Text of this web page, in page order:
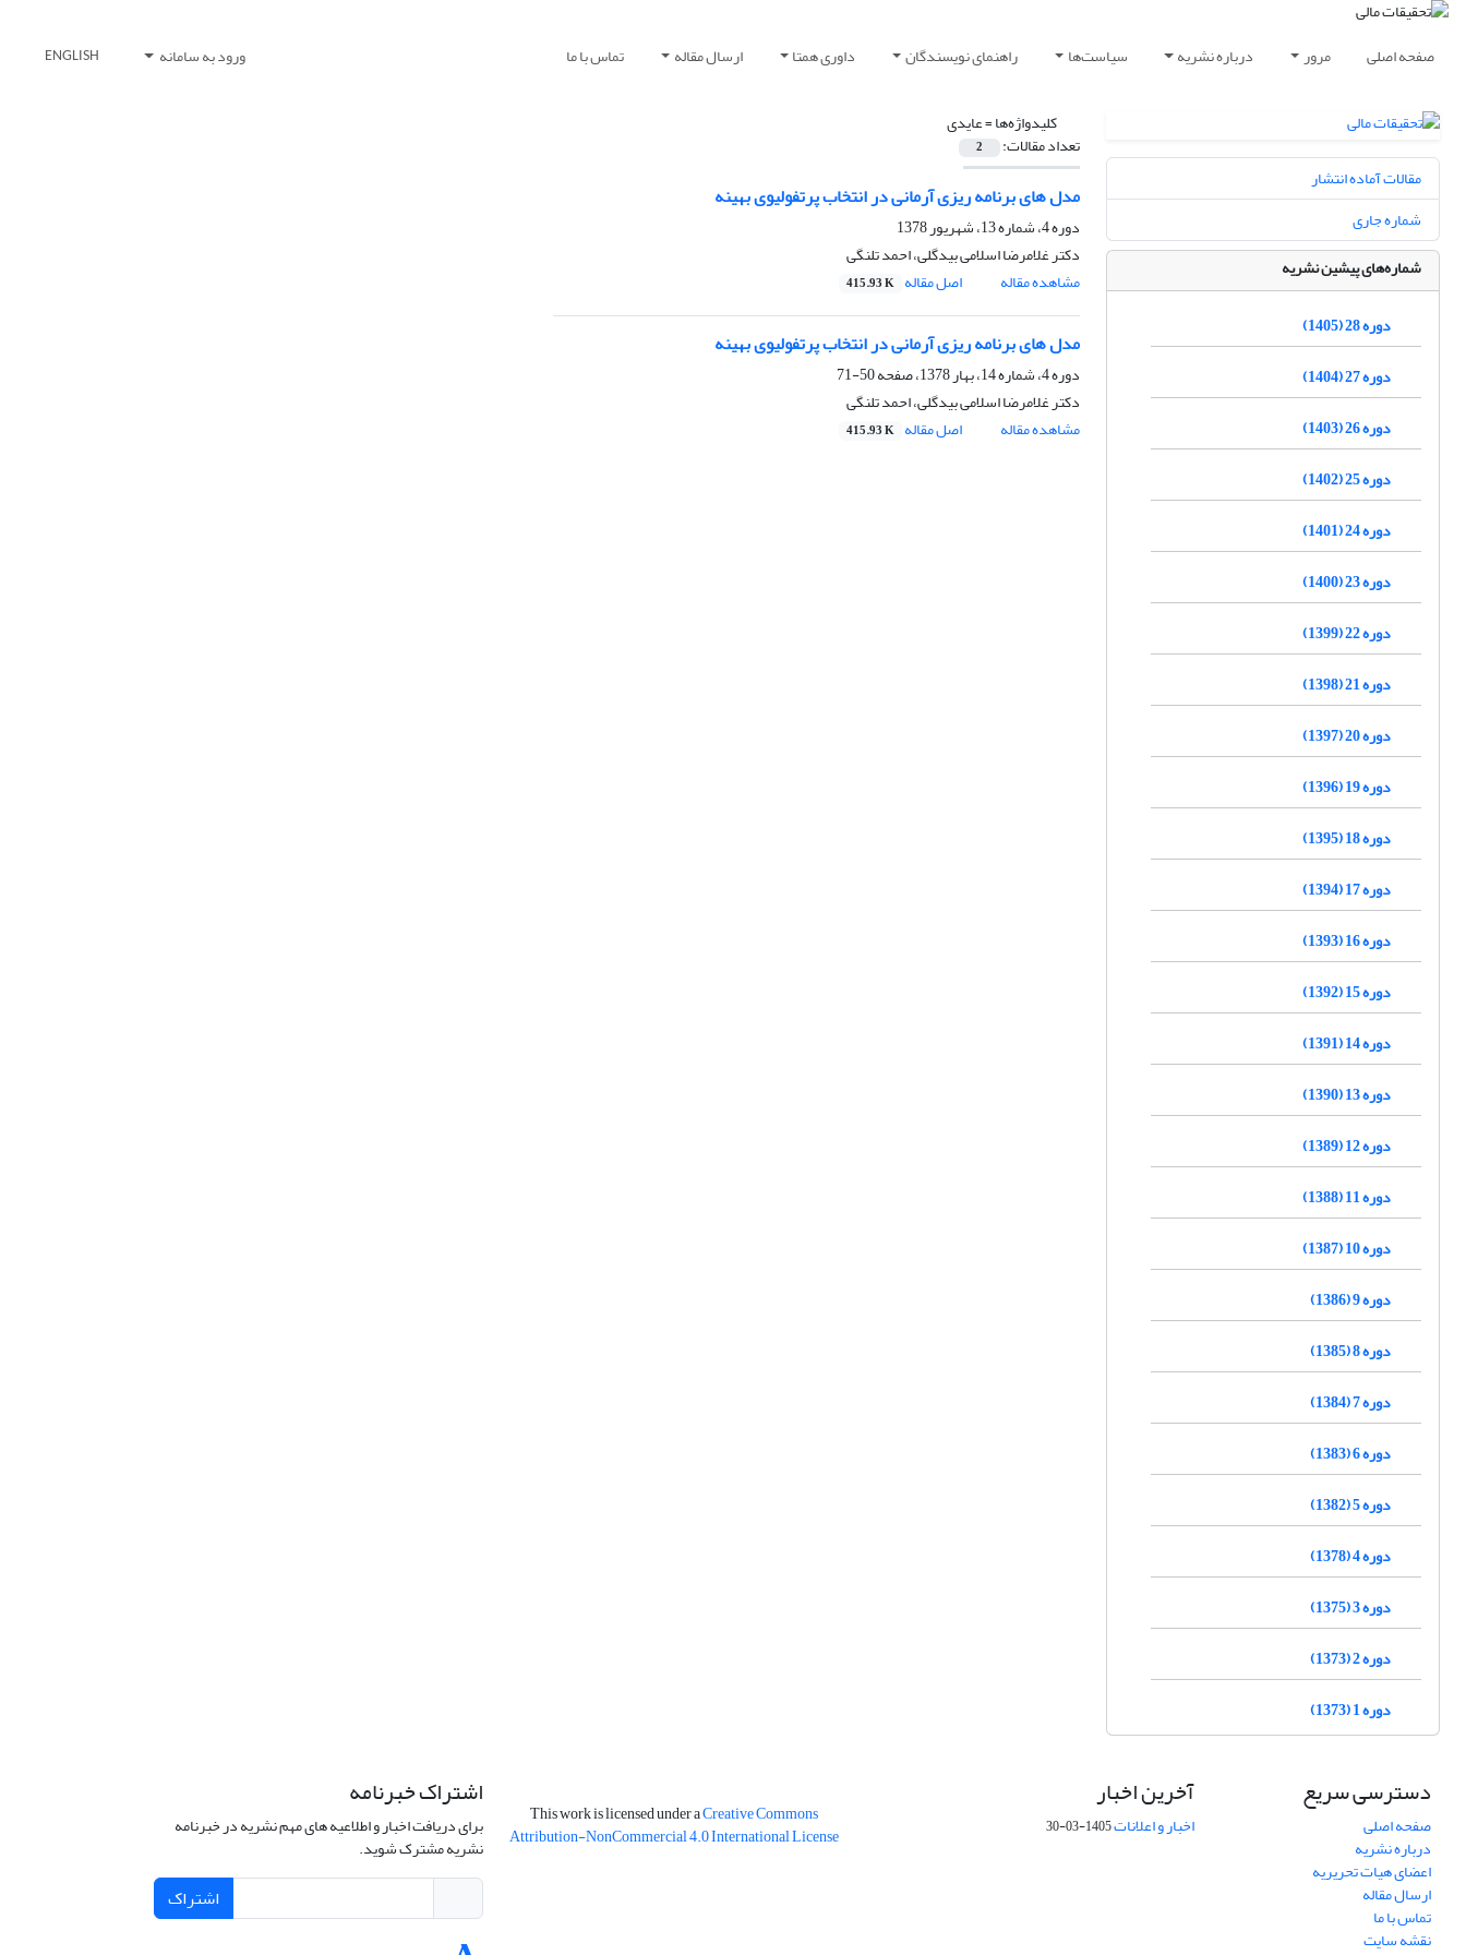
صفحه اصلی مرور درباره نشریه سیاست‌ها راهنمای نویسندگان داوری همتا ارسال مقاله تماس با ما ورود به سامانه ENGLISH
کلیدواژه‌ها =عایدی
تعداد مقالات: 2
مدل های برنامه ریزی آرمانی در انتخاب پرتفولیوی بهینه
دوره 4، شماره 13، شهریور 1378
دکتر غلامرضا اسلامی بیدگلی، احمد تلنگی
مشاهده مقاله
اصل مقاله 415.93 K
مدل های برنامه ریزی آرمانی در انتخاب پرتفولیوی بهینه
دوره 4، شماره 14، بهار 1378، صفحه
50-71
دکتر غلامرضا اسلامی بیدگلی، احمد تلنگی
مشاهده مقاله
اصل مقاله 415.93 K
مقالات آماده انتشار
شماره جاری
شماره‌های پیشین نشریه
دوره 28 (1405)
دوره 27 (1404)
دوره 26 (1403)
دوره 25 (1402)
دوره 24 (1401)
دوره 23 (1400)
دوره 22 (1399)
دوره 21 (1398)
دوره 20 (1397)
دوره 19 (1396)
دوره 18 (1395)
دوره 17 (1394)
دوره 16 (1393)
دوره 15 (1392)
دوره 14 (1391)
دوره 13 (1390)
دوره 12 (1389)
دوره 11 (1388)
دوره 10 (1387)
دوره 9 (1386)
دوره 8 (1385)
دوره 7 (1384)
دوره 6 (1383)
دوره 5 (1382)
دوره 4 (1378)
دوره 3 (1375)
دوره 2 (1373)
دوره 1 (1373)
دسترسی سریع
صفحه اصلی
درباره نشریه
اعضای هیات تحریریه
ارسال مقاله
تماس با ما
نقشه سایت
آخرین اخبار
اخبار و اعلانات1405-03-30
This work is licensed under aCreative Commons
Attribution-NonCommercial 4.0 International License
اشتراک خبرنامه
برای دریافت اخبار و اطلاعیه های مهم نشریه در خبرنامه
نشریه مشترک شوید.
اشتراک